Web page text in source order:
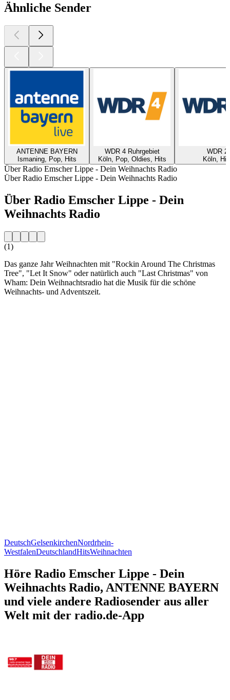
Ähnliche Sender
ANTENNE BAYERN
Ismaning, Pop, Hits
WDR 4 Ruhrgebiet
Köln, Pop, Oldies, Hits
WDR 2
Köln,
Über Radio Emscher Lippe - Dein Weihnachts Radio
Über Radio Emscher Lippe - Dein Weihnachts Radio
Über Radio Emscher Lippe - Dein
Weihnachts Radio
(1)
Das ganze Jahr Weihnachten mit "Rockin Around The Christmas
Tree", "Let It Snow" oder natürlich auch "Last Christmas" von
Wham: Dein Weihnachtsradio hat die Musik für die schöne
Weihnachts- und Adventszeit.
DeutschGelsenkirchenNordrhein-
WestfalenDeutschlandHitsWeihnachten
Höre Radio Emscher Lippe - Dein
Weihnachts Radio, ANTENNE BAYERN
und viele andere Radiosender aus aller
Welt mit der radio.de-App